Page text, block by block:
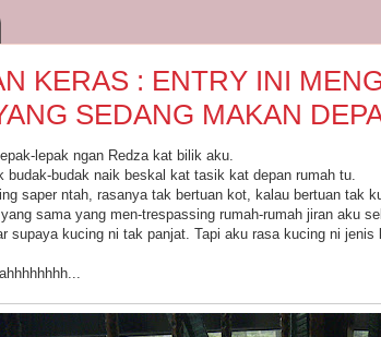
KERAS : ENTRY INI
SEDANG MAKAN
lepak ngan Redza kat bilik aku.
budak-budak naik beskal kat tasik kat depan rumah tu.
saper ntah, rasanya tak bertuan kot, kalau bertuan tak
sama yang men-trespassing rumah-rumah jiran aku
supaya kucing ni tak panjat. Tapi aku rasa kucing ni